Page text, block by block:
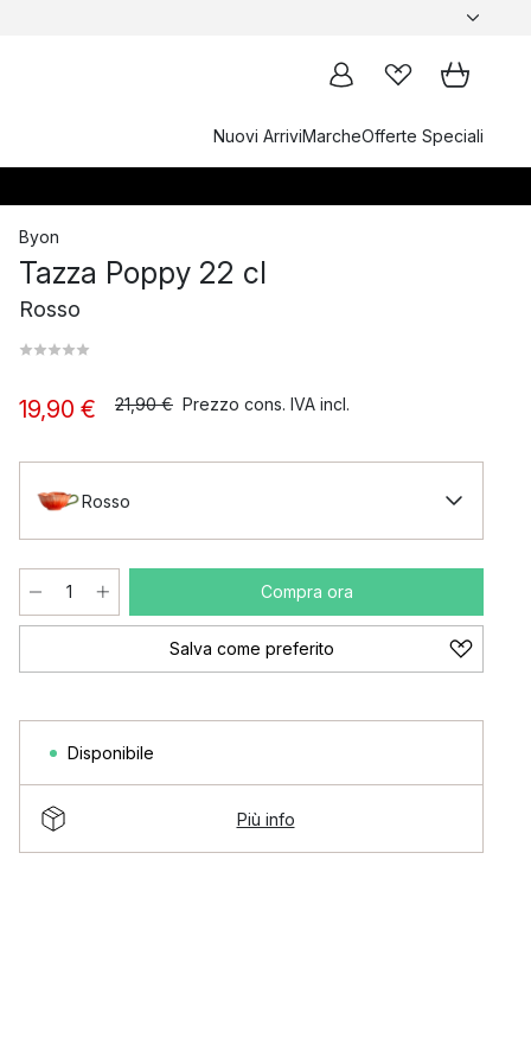
Nuovi ArriviMarcheOfferte Speciali
Byon
Tazza Poppy 22 cl
Rosso
19,90 € 21,90 € Prezzo cons. IVA incl.
Rosso
Compra ora
Salva come preferito
Disponibile
Più info